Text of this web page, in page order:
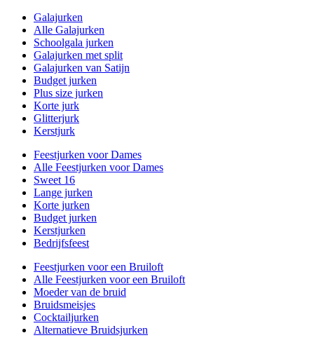
Galajurken
Alle Galajurken
Schoolgala jurken
Galajurken met split
Galajurken van Satijn
Budget jurken
Plus size jurken
Korte jurk
Glitterjurk
Kerstjurk
Feestjurken voor Dames
Alle Feestjurken voor Dames
Sweet 16
Lange jurken
Korte jurken
Budget jurken
Kerstjurken
Bedrijfsfeest
Feestjurken voor een Bruiloft
Alle Feestjurken voor een Bruiloft
Moeder van de bruid
Bruidsmeisjes
Cocktailjurken
Alternatieve Bruidsjurken